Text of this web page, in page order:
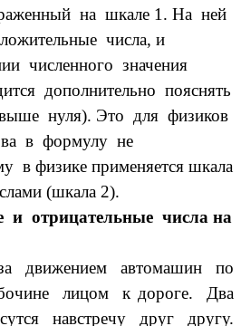
на шкале 1. На ней
числа, и
численного значения
дополнительно пояснять
нуля). Это для физиков
в формулу не
в физике применяется шкала
(шкала 2).
и отрицательные числа на
автомашин по
лицом к дороге. Два
навстречу друг другу.